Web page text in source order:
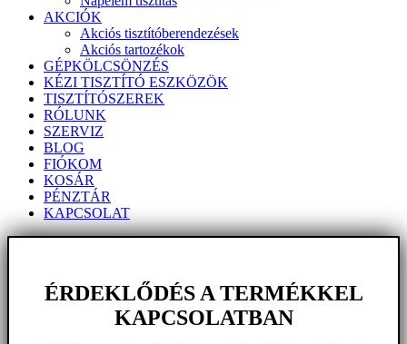
AKCIÓK
Akciós tisztítóberendezések
Akciós tartozékok
GÉPKÖLCSÖNZÉS
KÉZI TISZTÍTÓ ESZKÖZÖK
TISZTÍTÓSZEREK
RÓLUNK
SZERVIZ
BLOG
FIÓKOM
KOSÁR
PÉNZTÁR
KAPCSOLAT
ÉRDEKLŐDÉS A TERMÉKKEL
KAPCSOLATBAN